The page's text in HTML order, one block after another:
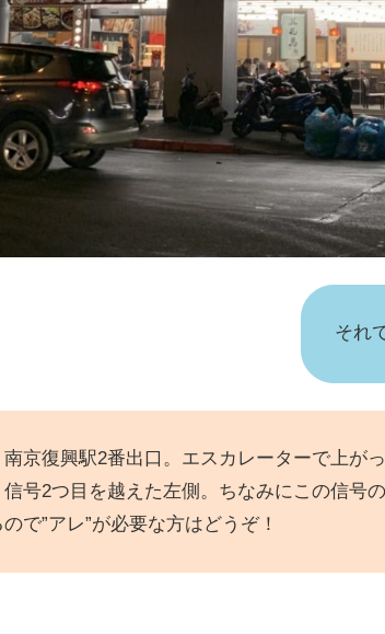
それ
南京復興駅2番出口。エスカレーターで上が
号2つ目を越えた左側。ちなみにこの信号
で”アレ”が必要な方はどうぞ！